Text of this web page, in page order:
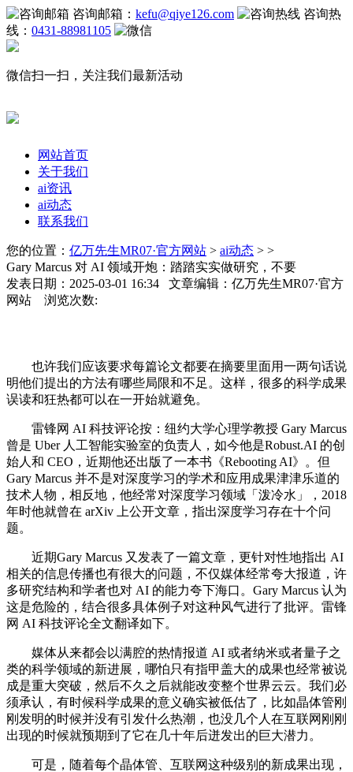
咨询邮箱： kefu@qiye126.com
咨询热
线： 0431-88981105
微信扫一扫，关注我们最新活动
网站首页
关于我们
ai资讯
ai动态
联系我们
您的位置： 亿万先生MR07·官方网站 > ai动态 > >
Gary Marcus 对 AI 领域开炮：踏踏实实做研究，不要
发表日期：2025-03-01 16:34 文章编辑：亿万先生MR07·官方
网站 浏览次数:
也许我们应该要求每篇论文都要在摘要里面用一两句话说
明他们提出的方法有哪些局限和不足。这样，很多的科学成果
误读和狂热都可以在一开始就避免。
雷锋网 AI 科技评论按：纽约大学心理学教授 Gary Marcus
曾是 Uber 人工智能实验室的负责人，如今他是Robust.AI 的创
始人和 CEO，近期他还出版了一本书《Rebooting AI》。但
Gary Marcus 并不是对深度学习的学术和应用成果津津乐道的
技术人物，相反地，他经常对深度学习领域「泼冷水」，2018
年时他就曾在 arXiv 上公开文章，指出深度学习存在十个问
题。
近期Gary Marcus 又发表了一篇文章，更针对性地指出 AI
相关的信息传播也有很大的问题，不仅媒体经常夸大报道，许
多研究结构和学者也对 AI 的能力夸下海口。Gary Marcus 认为
这是危险的，结合很多具体例子对这种风气进行了批评。雷锋
网 AI 科技评论全文翻译如下。
媒体从来都会以满腔的热情报道 AI 或者纳米或者量子之
类的科学领域的新进展，哪怕只有指甲盖大的成果也经常被说
成是重大突破，然后不久之后就能改变整个世界云云。我们必
须承认，有时候科学成果的意义确实被低估了，比如晶体管刚
刚发明的时候并没有引发什么热潮，也没几个人在互联网刚刚
出现的时候就预期到了它在几十年后迸发出的巨大潜力。
可是，随着每个晶体管、互联网这种级别的新成果出现，